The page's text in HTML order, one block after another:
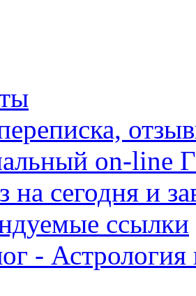
on-
на сегодня и
ссылки
- Астрология